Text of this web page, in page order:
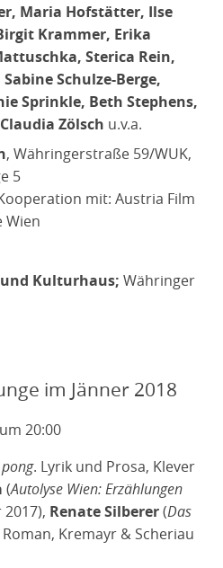
Maria Hofstätter, Ilse
Krammer, Erika
Sterica Rein,
Schulze-Berge,
Sprinkle, Beth Stephens,
Zölsch u.v.a.
, Währingerstraße 59/WUK,
5
mit: Austria Film
Wien
Kulturhaus; Währinger
im Jänner 2018
20:00
. Lyrik und Prosa, Klever
(Autolyse Wien: Erzählungen
Renate Silberer(Das
Roman, Kremayr & Scheriau